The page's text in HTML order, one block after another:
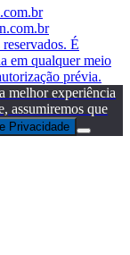
É
em qualquer meio
prévia.
melhor experiência
assumiremos que
Privacidade